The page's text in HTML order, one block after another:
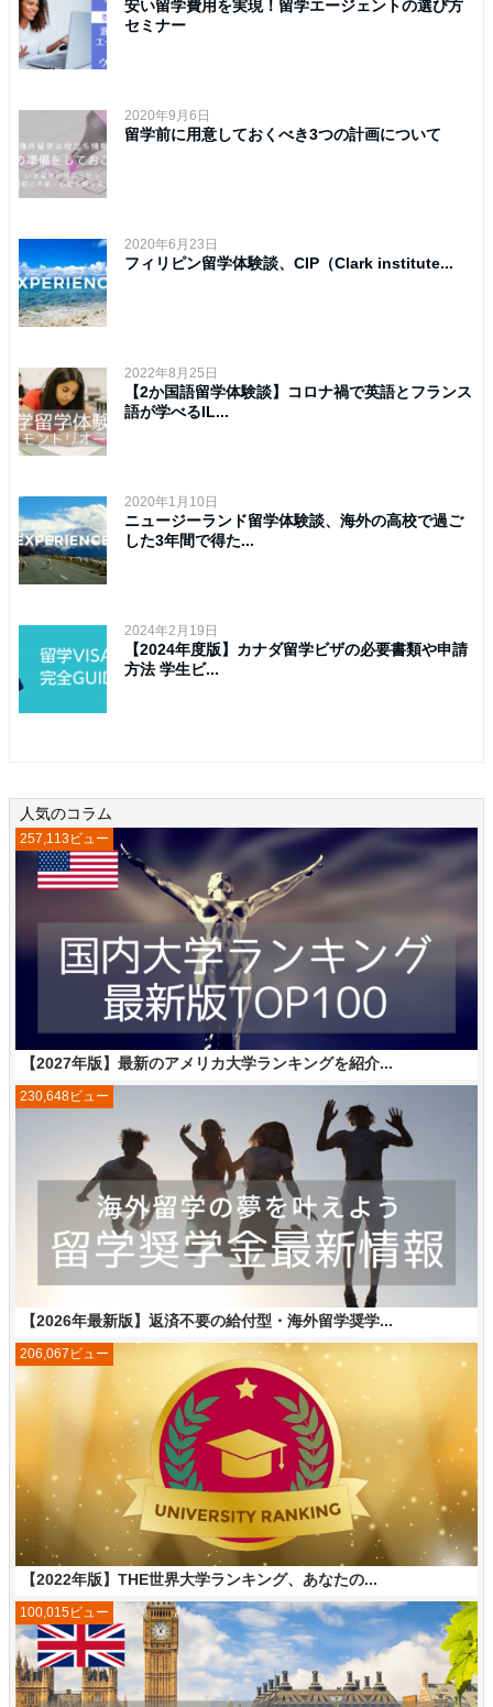
安い留学費用を実現！留学エージェントの選び方
セミナー
2020年9月6日
留学前に用意しておくべき3つの計画について
2020年6月23日
フィリピン留学体験談、CIP（Clark institute...
2022年8月25日
【2か国語留学体験談】コロナ禍で英語とフランス
語が学べるIL...
2020年1月10日
ニュージーランド留学体験談、海外の高校で過ご
した3年間で得た...
2024年2月19日
【2024年度版】カナダ留学ビザの必要書類や申請
方法 学生ビ...
人気のコラム
【2027年版】最新のアメリカ大学ランキングを紹介...
257,113ビュー
【2026年最新版】返済不要の給付型・海外留学奨学...
230,648ビュー
【2022年版】THE世界大学ランキング、あなたの...
206,067ビュー
100,015ビュー